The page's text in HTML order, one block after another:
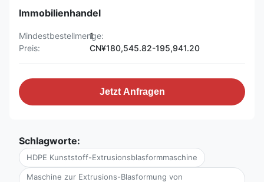
Immobilienhandel
Mindestbestellmenge:
1
Preis:
CN¥180,545.82-195,941.20
Jetzt Anfragen
Schlagworte:
HDPE Kunststoff-Extrusionsblasformmaschine
Maschine zur Extrusions-Blasformung von